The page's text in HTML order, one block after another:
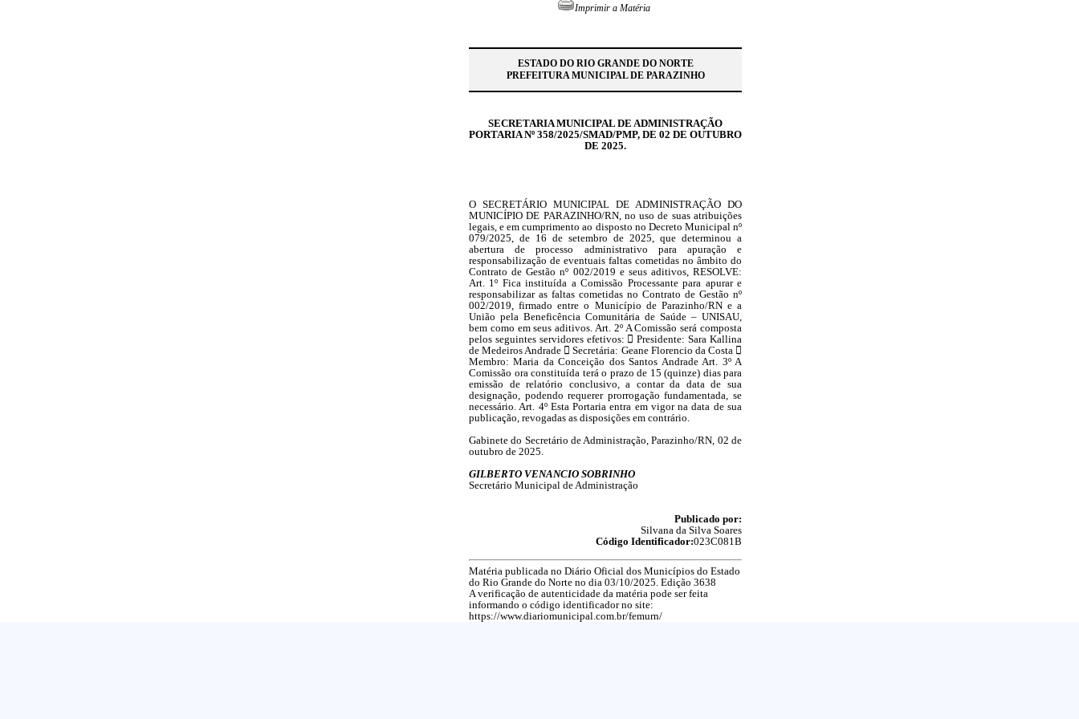
Imprimir a Matéria
ESTADO DO RIO GRANDE DO NORTE
PREFEITURA MUNICIPAL DE PARAZINHO
SECRETARIA MUNICIPAL DE ADMINISTRAÇÃO
PORTARIA Nº 358/2025/SMAD/PMP, DE 02 DE OUTUBRO
DE 2025.
O SECRETÁRIO MUNICIPAL DE ADMINISTRAÇÃO DO
MUNICÍPIO DE PARAZINHO/RN, no uso de suas atribuições
legais, e em cumprimento ao disposto no Decreto Municipal nº
079/2025, de 16 de setembro de 2025, que determinou a
abertura de processo administrativo para apuração e
responsabilização de eventuais faltas cometidas no âmbito do
Contrato de Gestão nº 002/2019 e seus aditivos, RESOLVE:
Art. 1º Fica instituída a Comissão Processante para apurar e
responsabilizar as faltas cometidas no Contrato de Gestão nº
002/2019, firmado entre o Município de Parazinho/RN e a
União pela Beneficência Comunitária de Saúde – UNISAU,
bem como em seus aditivos. Art. 2º A Comissão será composta
pelos seguintes servidores efetivos:  Presidente: Sara Kallina
de Medeiros Andrade  Secretária: Geane Florencio da Costa 
Membro: Maria da Conceição dos Santos Andrade Art. 3º A
Comissão ora constituída terá o prazo de 15 (quinze) dias para
emissão de relatório conclusivo, a contar da data de sua
designação, podendo requerer prorrogação fundamentada, se
necessário. Art. 4º Esta Portaria entra em vigor na data de sua
publicação, revogadas as disposições em contrário.
Gabinete do Secretário de Administração, Parazinho/RN, 02 de
outubro de 2025.
GILBERTO VENANCIO SOBRINHO
Secretário Municipal de Administração
Publicado por:
Silvana da Silva Soares
Código Identificador:023C081B
Matéria publicada no Diário Oficial dos Municípios do Estado
do Rio Grande do Norte no dia 03/10/2025. Edição 3638
A verificação de autenticidade da matéria pode ser feita
informando o código identificador no site:
https://www.diariomunicipal.com.br/femurn/